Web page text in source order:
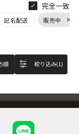
完全一致
記名配送 販売中
順 絞り込み(1)